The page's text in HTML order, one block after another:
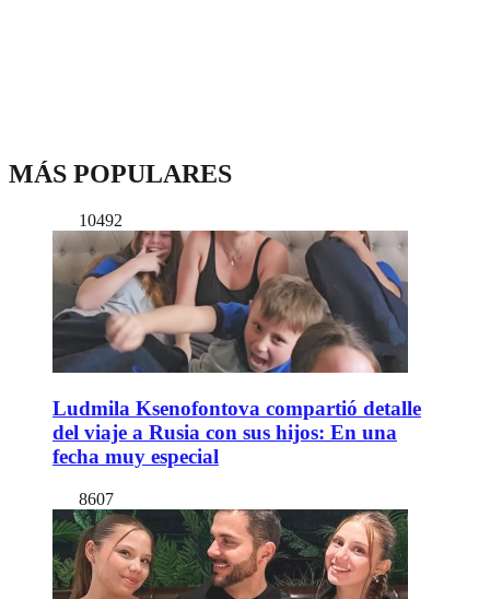
MÁS POPULARES
10492
Ludmila Ksenofontova compartió detalle
del viaje a Rusia con sus hijos: En una
fecha muy especial
8607